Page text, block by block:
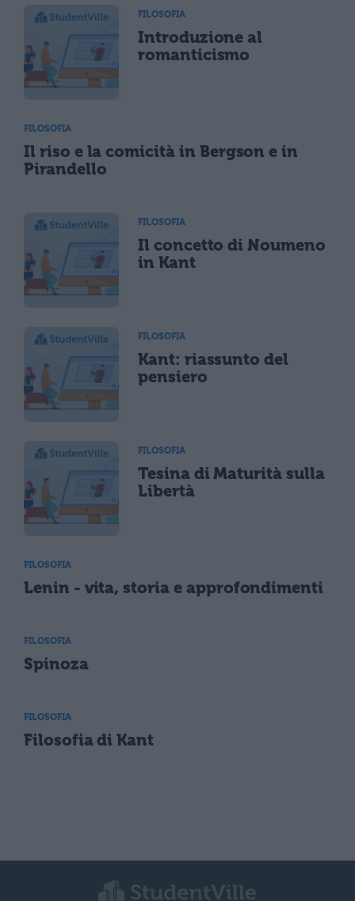
FILOSOFIA
Introduzione al
romanticismo
FILOSOFIA
Il riso e la comicità in Bergson e in
Pirandello
FILOSOFIA
Il concetto di Noumeno
in Kant
FILOSOFIA
Kant: riassunto del
pensiero
FILOSOFIA
Tesina di Maturità sulla
Libertà
FILOSOFIA
Lenin - vita, storia e approfondimenti
FILOSOFIA
Spinoza
FILOSOFIA
Filosofia di Kant